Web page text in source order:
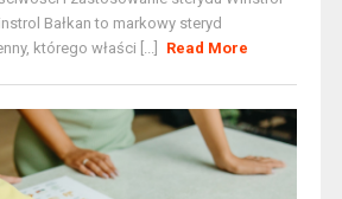
Bałkan to markowy steryd
którego właści [...]
Read More